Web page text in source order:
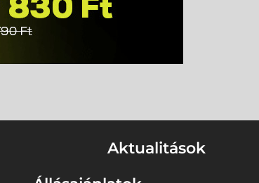
Aktualitások